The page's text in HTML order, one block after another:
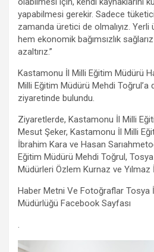
yapabilmesi gerekir. Sadece
zamanda üretici de olmalıyız.
hem ekonomik bağımsızlık sağlarız
azaltırız.”
Kastamonu İl Milli Eğitim Müdürü
Milli Eğitim Müdürü Mehdi Toğrul’a
ziyaretinde bulundu.
Ziyaretlerde, Kastamonu İl Milli
Mesut Şeker, Kastamonu İl Milli
İbrahim Kara ve Hasan
Eğitim Müdürü Mehdi Toğrul,
Müdürleri Özlem Kurnaz ve Yılmaz
Haber Metni Ve Fotoğraflar Tosya
Müdürlüğü Facebook Sayfası
.